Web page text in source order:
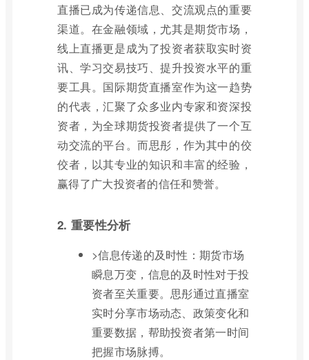
直播已成为传递信息、交流观点的重要
渠道。在金融领域，尤其是期货市场，
线上直播更是成为了投资者获取实时资
讯、学习交易技巧、提升投资水平的重
要工具。国际期货直播室作为这一趋势
的代表，汇聚了众多业内专家和资深投
资者，为全球期货投资者提供了一个互
动交流的平台。而思彤，作为其中的佼
佼者，以其专业的知识和丰富的经验，
赢得了广大投资者的信任和赞誉。
2. 重要性分析
>信息传递的及时性：期货市场
瞬息万变，信息的及时性对于投
资者至关重要。思彤通过直播室
实时分享市场动态、政策变化和
重要数据，帮助投资者第一时间
把握市场脉搏。